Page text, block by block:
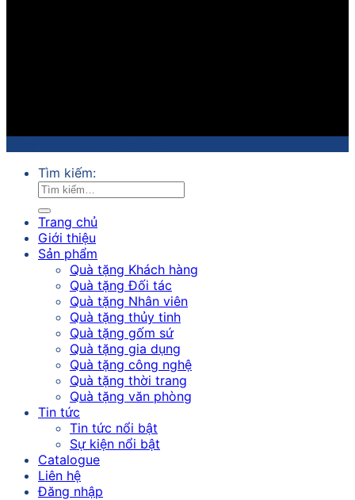
Tìm kiếm:
Trang chủ
Giới thiệu
Sản phẩm
Quà tặng Khách hàng
Quà tặng Đối tác
Quà tặng Nhân viên
Quà tặng thủy tinh
Quà tặng gốm sứ
Quà tặng gia dụng
Quà tặng công nghệ
Quà tặng thời trang
Quà tặng văn phòng
Tin tức
Tin tức nổi bật
Sự kiện nổi bật
Catalogue
Liên hệ
Đăng nhập